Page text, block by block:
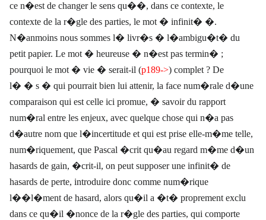
ce n�est de changer le sens qu��, dans ce contexte, le
contexte de la r�gle des parties, le mot � infinit� �.
N�anmoins nous sommes l� livr�s � l�ambigu�t� du
petit papier. Le mot � heureuse � n�est pas termin� ;
pourquoi le mot � vie � serait-il (p189->) complet ? De
l� � s � qui pourrait bien lui attenir, la face num�rale d�une
comparaison qui est celle ici promue, � savoir du rapport
num�ral entre les enjeux, avec quelque chose qui n�a pas
d�autre nom que l�incertitude et qui est prise elle-m�me telle,
num�riquement, que Pascal �crit qu�au regard m�me d�un
hasards de gain, �crit-il, on peut supposer une infinit� de
hasards de perte, introduire donc comme num�rique
l��l�ment de hasard, alors qu�il a �t� proprement exclu
dans ce qu�il �nonce de la r�gle des parties, qui comporte